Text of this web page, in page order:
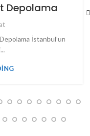
Depolama
İstanbul’un